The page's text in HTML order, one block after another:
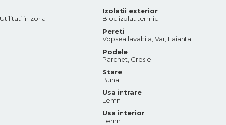
in zona
Izolatii exterior
Bloc izolat termic
Pereti
Vopsea lavabila, Var, Faianta
Podele
Parchet, Gresie
Stare
Buna
Usa intrare
Lemn
Usa interior
Lemn